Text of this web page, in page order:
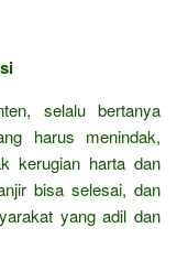
selalu bertanya
harus menindak,
kerugian harta dan
bisa selesai, dan
yang adil dan